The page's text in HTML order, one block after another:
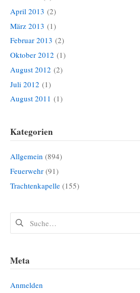
April 2013 (2)
März 2013 (1)
Februar 2013 (2)
Oktober 2012 (1)
August 2012 (2)
Juli 2012 (1)
August 2011 (1)
Kategorien
Allgemein (894)
Feuerwehr (91)
Trachtenkapelle (155)
Suchen
Meta
Anmelden